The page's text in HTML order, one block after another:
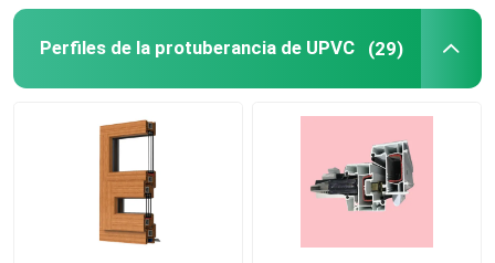
Productos
vídeos
Viaje de la fábrica
Perfiles de la protuberancia de UPVC (29)